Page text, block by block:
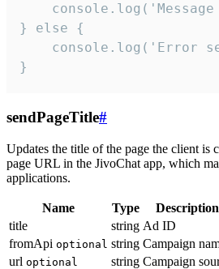
} else {
console.log('Error
}
sendPageTitle#
Updates the title of the page the client is
page URL in the JivoChat app, which
applications.
Name Type
Description
title
string Ad ID
fromApi optional string Campaign
url optional string Campaign